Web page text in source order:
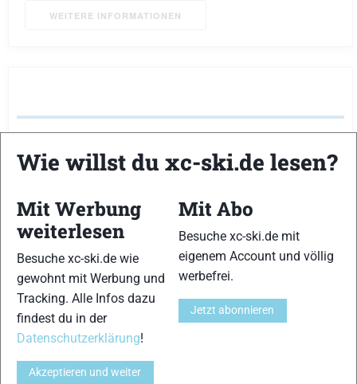
WEITERE INFORMATIONEN
Vysocina Arena Nove Mesto
Nove Mesto na Morave
Keine bevorstehenden Veranstaltungen
WEITERE INFORMATIONEN
Wie willst du xc-ski.de lesen?
Mit Werbung
weiterlesen
Besuche xc-ski.de wie
gewohnt mit Werbung und
Tracking. Alle Infos dazu
findest du in der
Datenschutzerklärung!
Akzeptieren und weiter
Mit Abo
Besuche xc-ski.de mit
eigenem Account und völlig
werbefrei.
Jetzt abonnieren